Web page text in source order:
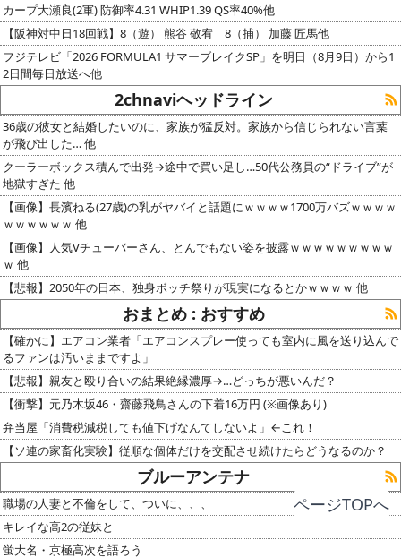
ページTOPへ
カープ大瀬良(2軍) 防御率4.31 WHIP1.39 QS率40%他
【阪神対中日18回戦】8（遊） 熊谷 敬宥 8（捕） 加藤 匠馬他
フジテレビ「2026 FORMULA1 サマーブレイクSP」を明日（8月9日）から1
2日間毎日放送へ他
2chnaviヘッドライン
36歳の彼女と結婚したいのに、家族が猛反対。家族から信じられない言葉
が飛び出した… 他
クーラーボックス積んで出発→途中で買い足し…50代公務員の“ドライブ”が
地獄すぎた 他
【画像】長濱ねる(27歳)の乳がヤバイと話題にｗｗｗｗ1700万バズｗｗｗｗ
ｗｗｗｗｗｗ 他
【画像】人気Vチューバーさん、とんでもない姿を披露ｗｗｗｗｗｗｗｗｗ
ｗ 他
【悲報】2050年の日本、独身ボッチ祭りが現実になるとかｗｗｗｗ 他
おまとめ : おすすめ
【確かに】エアコン業者「エアコンスプレー使っても室内に風を送り込んで
るファンは汚いままですよ」
【悲報】親友と殴り合いの結果絶縁濃厚→…どっちが悪いんだ？
【衝撃】元乃木坂46・齋藤飛鳥さんの下着16万円 (※画像あり)
弁当屋「消費税減税しても値下げなんてしないよ」←これ！
【ソ連の家畜化実験】従順な個体だけを交配させ続けたらどうなるのか？
ブルーアンテナ
職場の人妻と不倫をして、ついに、、、
キレイな高2の従妹と
蛍大名・京極高次を語ろう